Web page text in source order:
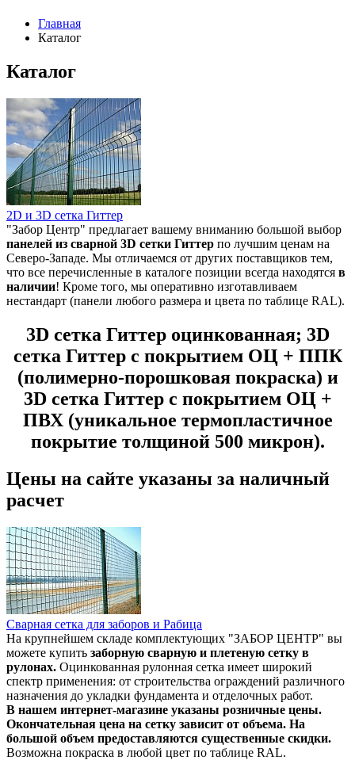
Главная
Каталог
Каталог
2D и 3D сетка Гиттер
"Забор Центр" предлагает вашему вниманию большой выбор
панелей из сварной 3D сетки Гиттер по лучшим ценам на
Северо-Западе. Мы отличаемся от других поставщиков тем,
что все перечисленные в каталоге позиции всегда находятся в
наличии! Кроме того, мы оперативно изготавливаем
нестандарт (панели любого размера и цвета по таблице RAL).
3D сетка Гиттер оцинкованная; 3D
сетка Гиттер с покрытием ОЦ + ППК
(полимерно-порошковая покраска) и
3D сетка Гиттер с покрытием ОЦ +
ПВХ (уникальное термопластичное
покрытие толщиной 500 микрон).
Цены на сайте указаны за наличный
расчет
Сварная сетка для заборов и Рабица
На крупнейшем складе комплектующих "ЗАБОР ЦЕНТР" вы
можете купить заборную сварную и плетеную сетку в
рулонах. Оцинкованная рулонная сетка имеет широкий
спектр применения: от строительства ограждений различного
назначения до укладки фундамента и отделочных работ.
В нашем интернет-магазине указаны розничные цены.
Окончательная цена на сетку зависит от объема. На
большой объем предоставляются существенные скидки.
Возможна покраска в любой цвет по таблице RAL.